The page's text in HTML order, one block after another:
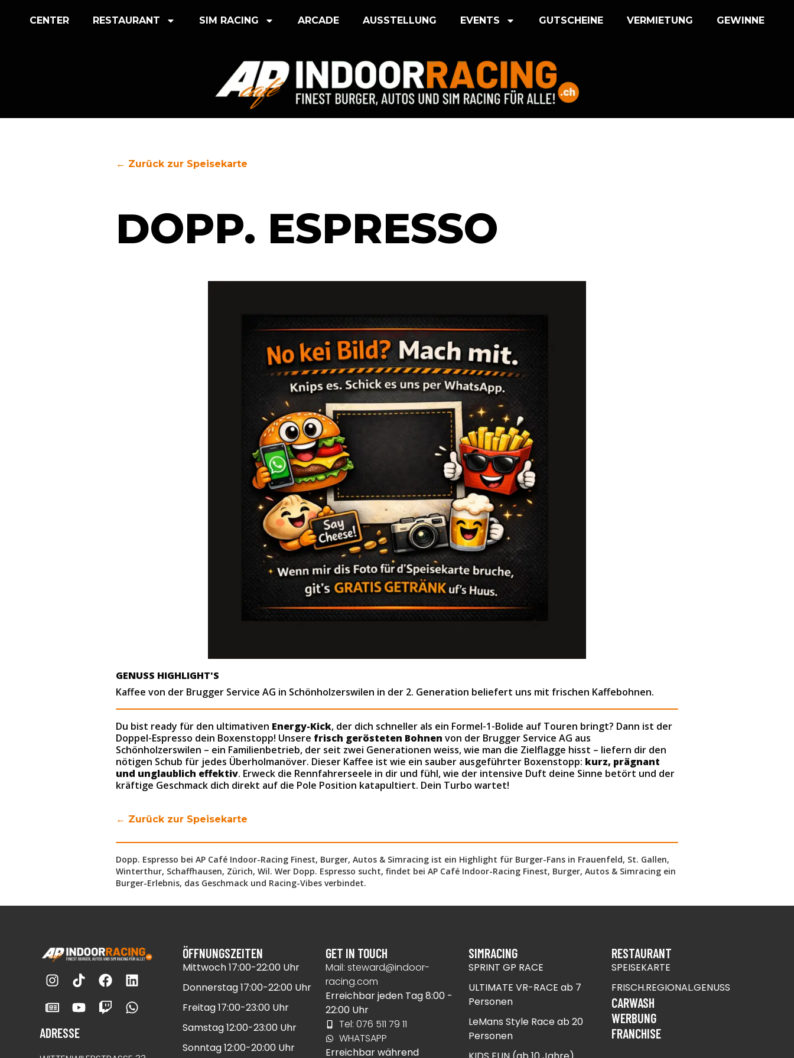
CENTER RESTAURANT SIM RACING ARCADE AUSSTELLUNG EVENTS GUTSCHEINE VERMIETUNG GEWINNE
← Zurück zur Speisekarte
DOPP. ESPRESSO
GENUSS HIGHLIGHT'S
Kaffee von der Brugger Service AG in Schönholzerswilen in der 2. Generation beliefert uns mit frischen Kaffebohnen.
Du bist ready für den ultimativen Energy-Kick, der dich schneller als ein Formel-1-Bolide auf Touren bringt? Dann ist der
Doppel-Espresso dein Boxenstopp! Unsere frisch gerösteten Bohnen von der Brugger Service AG aus
Schönholzerswilen – ein Familienbetrieb, der seit zwei Generationen weiss, wie man die Zielflagge hisst – liefern dir den
nötigen Schub für jedes Überholmanöver. Dieser Kaffee ist wie ein sauber ausgeführter Boxenstopp: kurz, prägnant
und unglaublich effektiv. Erweck die Rennfahrerseele in dir und fühl, wie der intensive Duft deine Sinne betört und der
kräftige Geschmack dich direkt auf die Pole Position katapultiert. Dein Turbo wartet!
← Zurück zur Speisekarte
Dopp. Espresso bei AP Café Indoor-Racing Finest, Burger, Autos & Simracing ist ein Highlight für Burger-Fans in Frauenfeld, St. Gallen,
Winterthur, Schaffhausen, Zürich, Wil. Wer Dopp. Espresso sucht, findet bei AP Café Indoor-Racing Finest, Burger, Autos & Simracing ein
Burger-Erlebnis, das Geschmack und Racing-Vibes verbindet.
ADRESSE
ÖFFNUNGSZEITEN
Mittwoch 17:00-22:00 Uhr​
Donnerstag 17:00-22:00 Uhr​
Freitag 17:00-23:00 Uhr​
Samstag 12:00-23:00 Uhr​
Sonntag 12:00-20:00 Uhr​
GET IN TOUCH
Mail:steward@indoor-
racing.com
Erreichbar jeden Tag 8:00 -
22:00 Uhr
Tel: 076 511 79 11
WHATSAPP
Erreichbar während
SIMRACING
SPRINT GP RACE
ULTIMATE VR-RACE ab 7
Personen​
LeMans Style Race ab 20
Personen​
RESTAURANT
SPEISEKARTE
FRISCH.REGIONAL.GENUSS
CARWASH
WERBUNG
FRANCHISE